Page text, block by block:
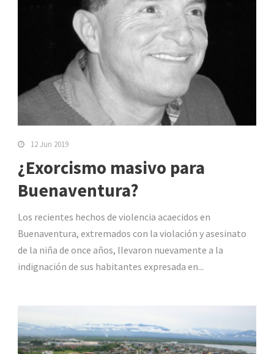
12 Jun 2019
¿Exorcismo masivo para
Buenaventura?
Los recientes hechos de violencia acaecidos en
Buenaventura, extremados con la violación y asesinato
de la niña de once años, llevaron nuevamente a la
indignación de sus habitantes expresada en...